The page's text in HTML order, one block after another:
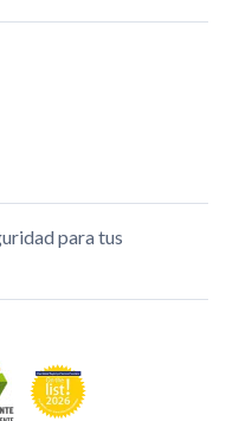
para tus